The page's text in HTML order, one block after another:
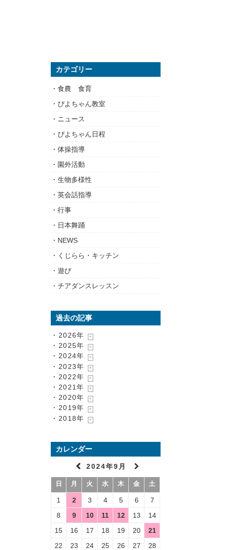
カテゴリー
食農 食育
ぴよちゃん教室
ニュース
ぴよちゃん日程
体操指導
園外活動
生物多様性
英会話指導
行事
日本舞踊
NEWS
くじらら・キッチン
遊び
チアダンスレッスン
過去の記事
・2026年
・2025年
・2024年
・2023年
・2022年
・2021年
・2020年
・2019年
・2018年
カレンダー
2024年9月
日 月 火 水 木 金 土
1 2 3 4 5 6
7
8
9 10 11 12 13
14
15
16 17 18 19 20
21
22
23 24 25 26 27
28